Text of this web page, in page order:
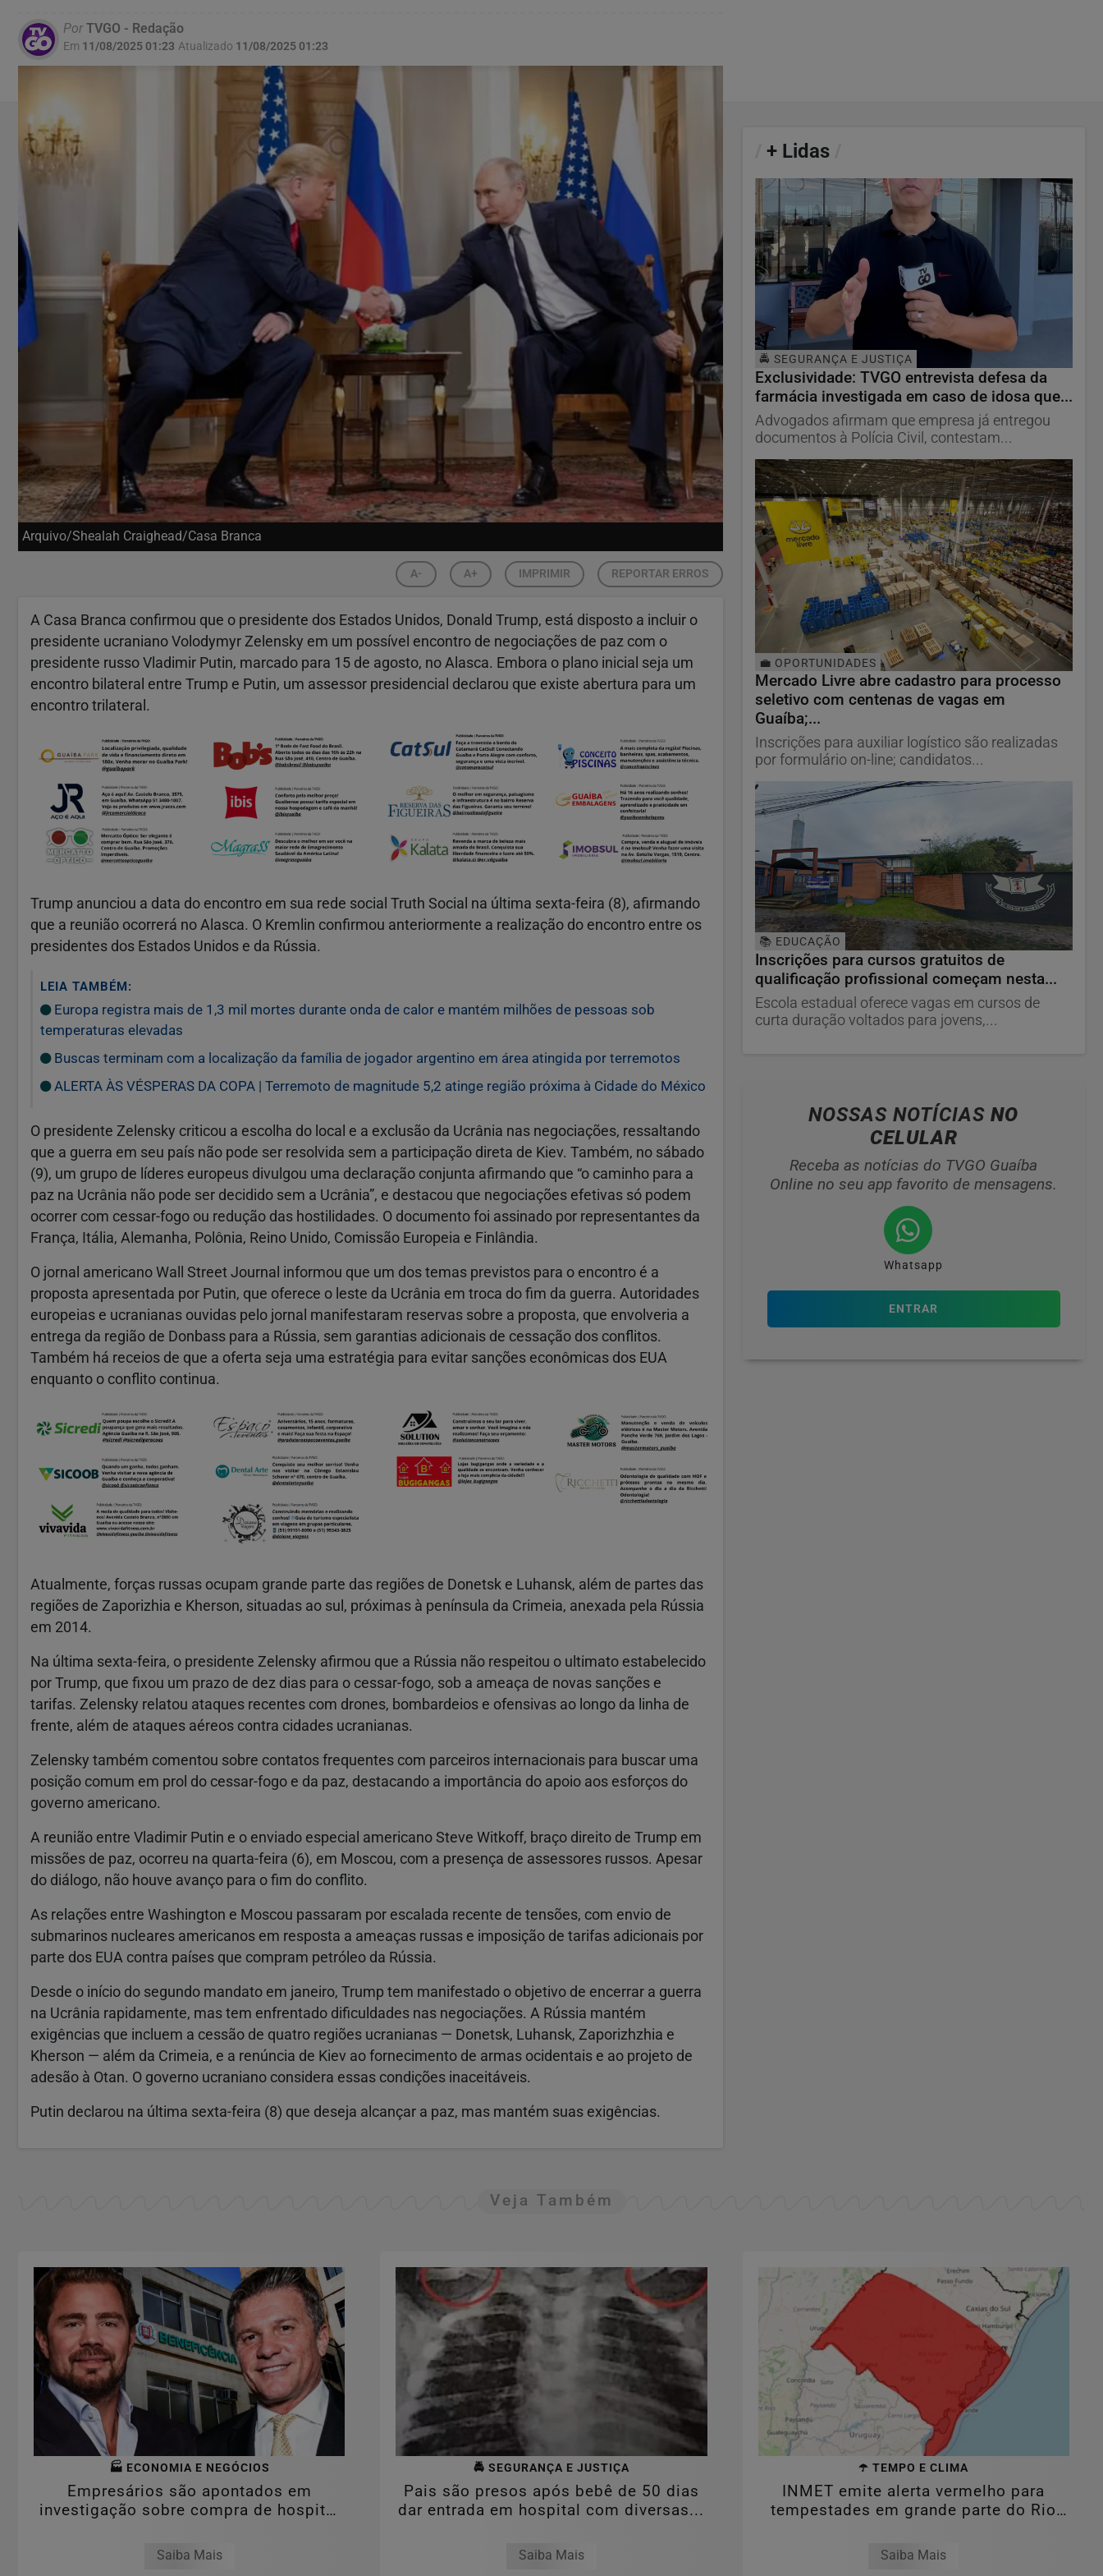
PorTVGO - Redação
Em 11/08/2025 01:23 Atualizado 11/08/2025 01:23
Arquivo/Shealah Craighead/Casa Branca
A- A+ IMPRIMIR REPORTAR ERROS
A Casa Branca confirmou que o presidente dos Estados Unidos, Donald Trump, está disposto a incluir o
presidente ucraniano Volodymyr Zelensky em um possível encontro de negociações de paz com o
presidente russo Vladimir Putin, marcado para 15 de agosto, no Alasca. Embora o plano inicial seja um
encontro bilateral entre Trump e Putin, um assessor presidencial declarou que existe abertura para um
encontro trilateral.
Trump anunciou a data do encontro em sua rede social Truth Social na última sexta-feira (8), afirmando
que a reunião ocorrerá no Alasca. O Kremlin confirmou anteriormente a realização do encontro entre os
presidentes dos Estados Unidos e da Rússia.
LEIA TAMBÉM:
Europa registra mais de 1,3 mil mortes durante onda de calor e mantém milhões de pessoas sob
temperaturas elevadas
Buscas terminam com a localização da família de jogador argentino em área atingida por terremotos
ALERTA ÀS VÉSPERAS DA COPA | Terremoto de magnitude 5,2 atinge região próxima à Cidade do México
O presidente Zelensky criticou a escolha do local e a exclusão da Ucrânia nas negociações, ressaltando
que a guerra em seu país não pode ser resolvida sem a participação direta de Kiev. Também, no sábado
(9), um grupo de líderes europeus divulgou uma declaração conjunta afirmando que “o caminho para a
paz na Ucrânia não pode ser decidido sem a Ucrânia”, e destacou que negociações efetivas só podem
ocorrer com cessar-fogo ou redução das hostilidades. O documento foi assinado por representantes da
França, Itália, Alemanha, Polônia, Reino Unido, Comissão Europeia e Finlândia.
O jornal americano Wall Street Journal informou que um dos temas previstos para o encontro é a
proposta apresentada por Putin, que oferece o leste da Ucrânia em troca do fim da guerra. Autoridades
europeias e ucranianas ouvidas pelo jornal manifestaram reservas sobre a proposta, que envolveria a
entrega da região de Donbass para a Rússia, sem garantias adicionais de cessação dos conflitos.
Também há receios de que a oferta seja uma estratégia para evitar sanções econômicas dos EUA
enquanto o conflito continua.
Atualmente, forças russas ocupam grande parte das regiões de Donetsk e Luhansk, além de partes das
regiões de Zaporizhia e Kherson, situadas ao sul, próximas à península da Crimeia, anexada pela Rússia
em 2014.
Na última sexta-feira, o presidente Zelensky afirmou que a Rússia não respeitou o ultimato estabelecido
por Trump, que fixou um prazo de dez dias para o cessar-fogo, sob a ameaça de novas sanções e
tarifas. Zelensky relatou ataques recentes com drones, bombardeios e ofensivas ao longo da linha de
frente, além de ataques aéreos contra cidades ucranianas.
Zelensky também comentou sobre contatos frequentes com parceiros internacionais para buscar uma
posição comum em prol do cessar-fogo e da paz, destacando a importância do apoio aos esforços do
governo americano.
A reunião entre Vladimir Putin e o enviado especial americano Steve Witkoff, braço direito de Trump em
missões de paz, ocorreu na quarta-feira (6), em Moscou, com a presença de assessores russos. Apesar
do diálogo, não houve avanço para o fim do conflito.
As relações entre Washington e Moscou passaram por escalada recente de tensões, com envio de
submarinos nucleares americanos em resposta a ameaças russas e imposição de tarifas adicionais por
parte dos EUA contra países que compram petróleo da Rússia.
Desde o início do segundo mandato em janeiro, Trump tem manifestado o objetivo de encerrar a guerra
na Ucrânia rapidamente, mas tem enfrentado dificuldades nas negociações. A Rússia mantém
exigências que incluem a cessão de quatro regiões ucranianas — Donetsk, Luhansk, Zaporizhzhia e
Kherson — além da Crimeia, e a renúncia de Kiev ao fornecimento de armas ocidentais e ao projeto de
adesão à Otan. O governo ucraniano considera essas condições inaceitáveis.
Putin declarou na última sexta-feira (8) que deseja alcançar a paz, mas mantém suas exigências.
+ Lidas
🚔 SEGURANÇA E JUSTIÇA
Exclusividade: TVGO entrevista defesa da
farmácia investigada em caso de idosa que...
Advogados afirmam que empresa já entregou
documentos à Polícia Civil, contestam...
💼 OPORTUNIDADES
Mercado Livre abre cadastro para processo
seletivo com centenas de vagas em
Guaíba;...
Inscrições para auxiliar logístico são realizadas
por formulário on-line; candidatos...
📚 EDUCAÇÃO
Inscrições para cursos gratuitos de
qualificação profissional começam nesta...
Escola estadual oferece vagas em cursos de
curta duração voltados para jovens,...
NOSSAS NOTÍCIASNO
CELULAR
Receba as notícias do TVGO Guaíba
Online no seu app favorito de mensagens.
Whatsapp
ENTRAR
Veja Também
🏭 ECONOMIA E NEGÓCIOS
Empresários são apontados em
investigação sobre compra de hospital
Saiba Mais
🚔 SEGURANÇA E JUSTIÇA
Pais são presos após bebê de 50 dias
dar entrada em hospital com diversas...
Saiba Mais
☂️ TEMPO E CLIMA
INMET emite alerta vermelho para
tempestades em grande parte do Rio
Saiba Mais